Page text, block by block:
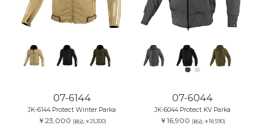
07-6144
JK-6144 Protect Winter Parka
￥23,000 (税込:￥25,300)
07-6044
JK-6044 Protect KV Parka
￥16,900 (税込:￥18,590)